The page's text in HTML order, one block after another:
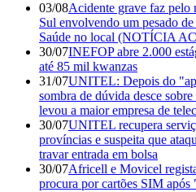
03/08Acidente grave faz pelo
Sul envolvendo um pesado
Saúde no local (NOTÍCIA
30/07INEFOP abre 2.000
até 85 mil kwanzas
31/07UNITEL: Depois do
sombra de dúvida desce
levou a maior empresa de
30/07UNITEL recupera
províncias e suspeita que
travar entrada em bolsa
30/07Africell e Movicel
procura por cartões SIM